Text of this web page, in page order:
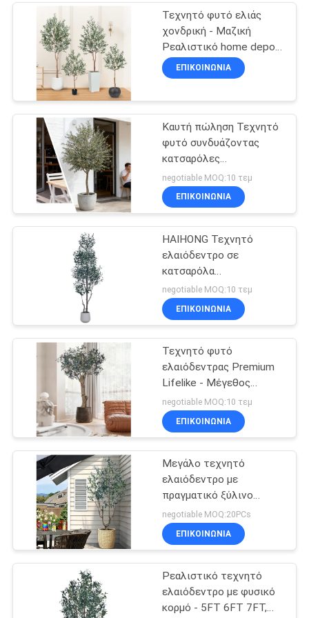
Τεχνητές σε
δοχείο
εγκαταστάσεις
πατωμάτων
199
Κάθετο πρασίνισμα
Πραγματικά
τεχνητά λουλούδια
αφής
61
Τεχνητές Succulent
εγκαταστάσεις
Προσαρμοσμένα Μεγέθη
Τεχνητό φυτό ελιάς
χονδρική - Μαζική
Ρεαλιστικό home depot
ελιά Κατασκευαστής
Άμεση
ΕΠΙΚΟΙΝΩΝΊΑ
Καυτή πώληση Τεχνητό
φυτό συνδυάζοντας
κατσαρόλες
ελαιόδεντρα υψηλής
ποιότητας διακοσμητικό
ελαιόδεντρο Τεχνητό
διακόσμηση
negotiable MOQ:10 τεμ
ΕΠΙΚΟΙΝΩΝΊΑ
HAIHONG Τεχνητό
ελαιόδεντρο σε
κατσαρόλα
Αντιφλεγμονώδη
πλαστικό ανθεκτικό
φυσικό άγγιγμα
negotiable MOQ:10 τεμ
ΕΠΙΚΟΙΝΩΝΊΑ
Τεχνητό φυτό
ελαιόδεντρας Premium
Lifelike - Μέγεθος
εστιακού σημείου
6.6FT/8.2FT/9.2FT,
πραγματικό χρώμα
σχεδίαση πολυτελών
βίλας και εστιατορίων
negotiable MOQ:10 τεμ
ΕΠΙΚΟΙΝΩΝΊΑ
Μεγάλο τεχνητό
ελαιόδεντρο με
πραγματικό ξύλινο
κορμό - 7FT & 8FT
μεγέθη για ξενοδοχείο
Lobby & πολυτελή
βίλας
negotiable MOQ:20PCs
ΕΠΙΚΟΙΝΩΝΊΑ
Ρεαλιστικό τεχνητό
ελαιόδεντρο με φυσικό
κορμό - 5FT 6FT 7FT,